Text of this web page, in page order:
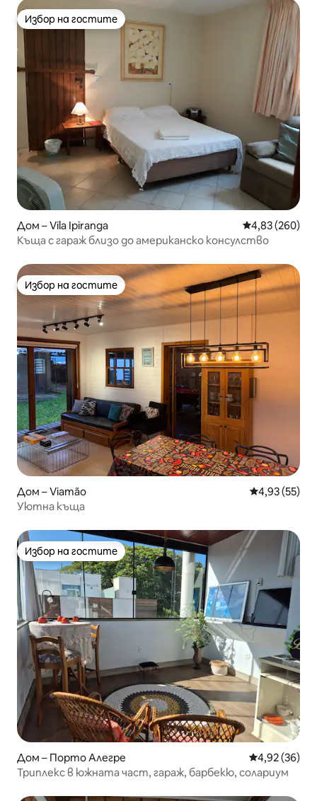
Избор на гостите
Избор на гостите
Дом – Vila Ipiranga Средна
4,83 (260)
Къща с гараж близо до американско консулство
Избор на гостите
Избор на гостите
Дом – Viamão Средна
4,93 (55)
Уютна къща
Избор на гостите
Избор на гостите
Дом – Порто Алегре Средна
4,92 (36)
Триплекс в южната част, гараж, барбекю, солариум